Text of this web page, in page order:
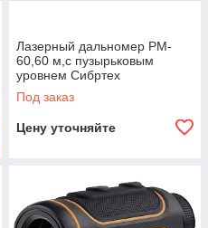
Лазерный дальномер PM-
60,60 м,с пузырьковым
уровнем Сибртех
Под заказ
Цену уточняйте